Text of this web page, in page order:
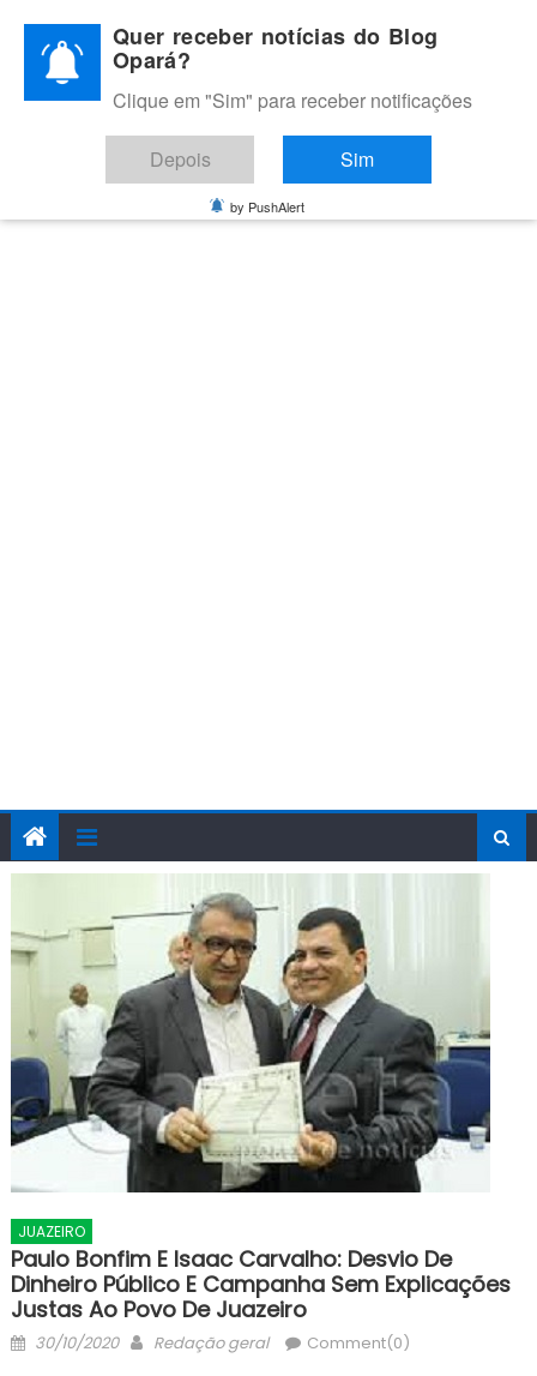
content
BLOG OPARÁ
Melhores notícias de Juazeiro, Petrolina e do Vale do São
Francisco
JUAZEIRO
Paulo Bonfim E Isaac Carvalho: Desvio De
Dinheiro Público E Campanha Sem Explicações
Justas Ao Povo De Juazeiro
Posted
30/10/2020 Author
Redação geral Comment(0)
Quer receber notícias do Blog
Opará?
Clique em "Sim" para receber notificações
Depois Sim
by PushAlert